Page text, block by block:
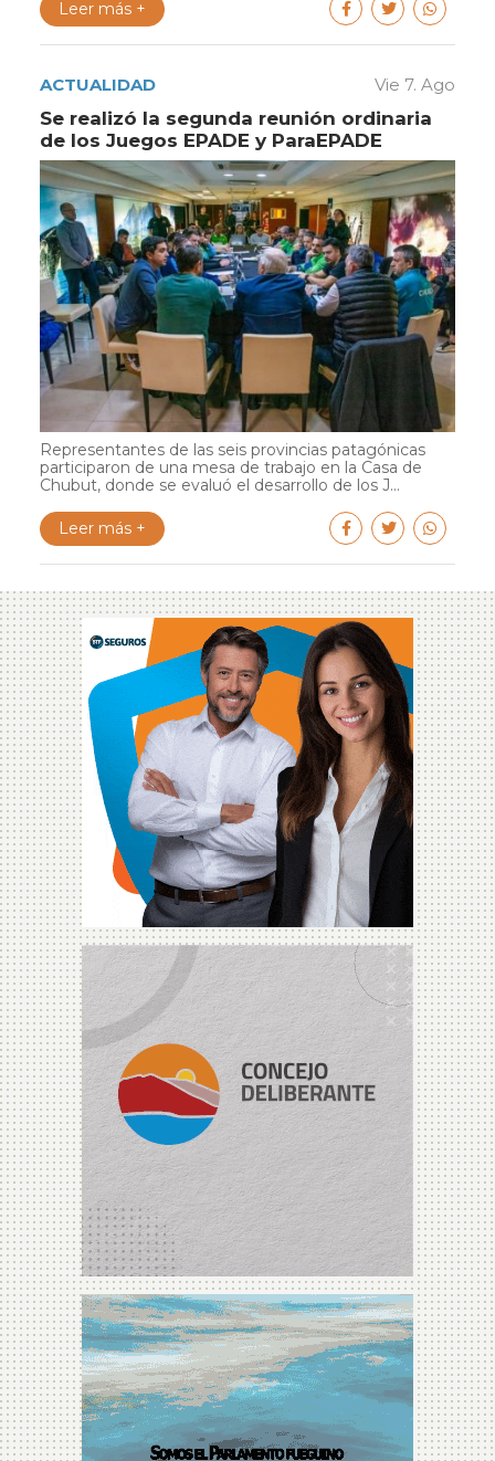
Leer más +
ACTUALIDAD Vie 7. Ago
Se realizó la segunda reunión ordinaria
de los Juegos EPADE y ParaEPADE
Representantes de las seis provincias patagónicas
participaron de una mesa de trabajo en la Casa de
Chubut, donde se evaluó el desarrollo de los J...
Leer más +